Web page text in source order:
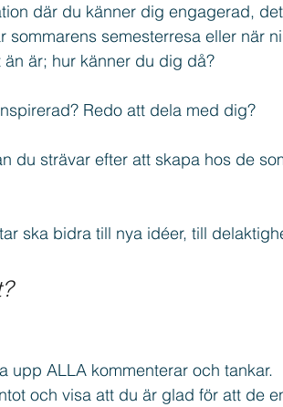
där du känner dig engagerad,
sommarens semesterresa eller när
är; hur känner du dig då?
Redo att dela med dig?
du strävar efter att skapa hos de
ska bidra till nya idéer, till
upp ALLA kommenterar och tankar.
och visa att du är glad för att de